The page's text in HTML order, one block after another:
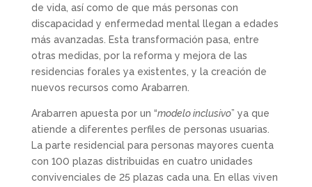
de vida, así como de que más personas con
discapacidad y enfermedad mental llegan a edades
más avanzadas. Esta transformación pasa, entre
otras medidas, por la reforma y mejora de las
residencias forales ya existentes, y la creación de
nuevos recursos como Arabarren.
Arabarren apuesta por un “modelo inclusivo” ya que
atiende a diferentes perfiles de personas usuarias.
La parte residencial para personas mayores cuenta
con 100 plazas distribuidas en cuatro unidades
convivenciales de 25 plazas cada una. En ellas viven